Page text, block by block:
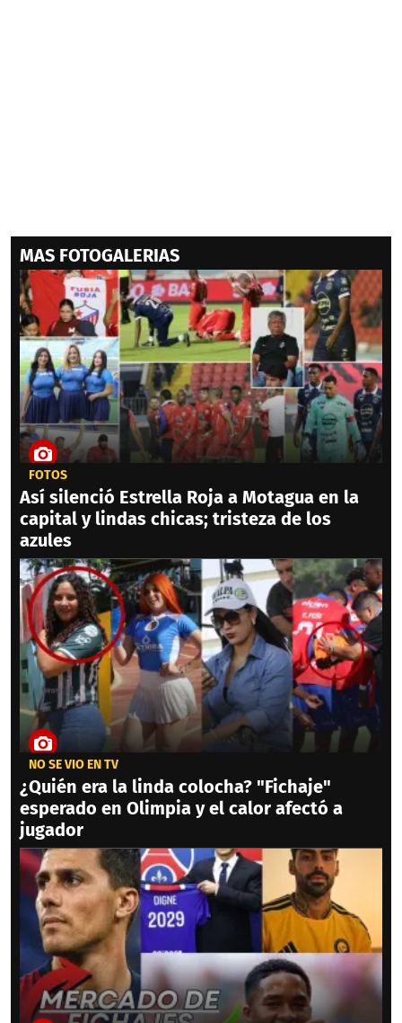
MAS FOTOGALERIAS
FOTOS
Así silenció Estrella Roja a Motagua en la
capital y lindas chicas; tristeza de los
azules
NO SE VIO EN TV
¿Quién era la linda colocha? "Fichaje"
esperado en Olimpia y el calor afectó a
jugador